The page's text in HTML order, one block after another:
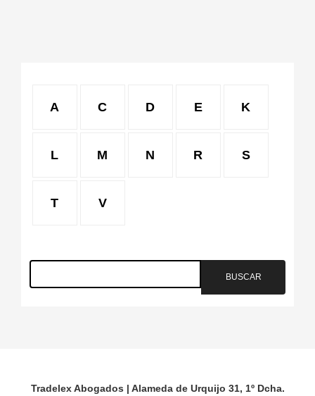
A C D E K
L M N R S
T V
Tradelex Abogados | Alameda de Urquijo 31, 1º Dcha.